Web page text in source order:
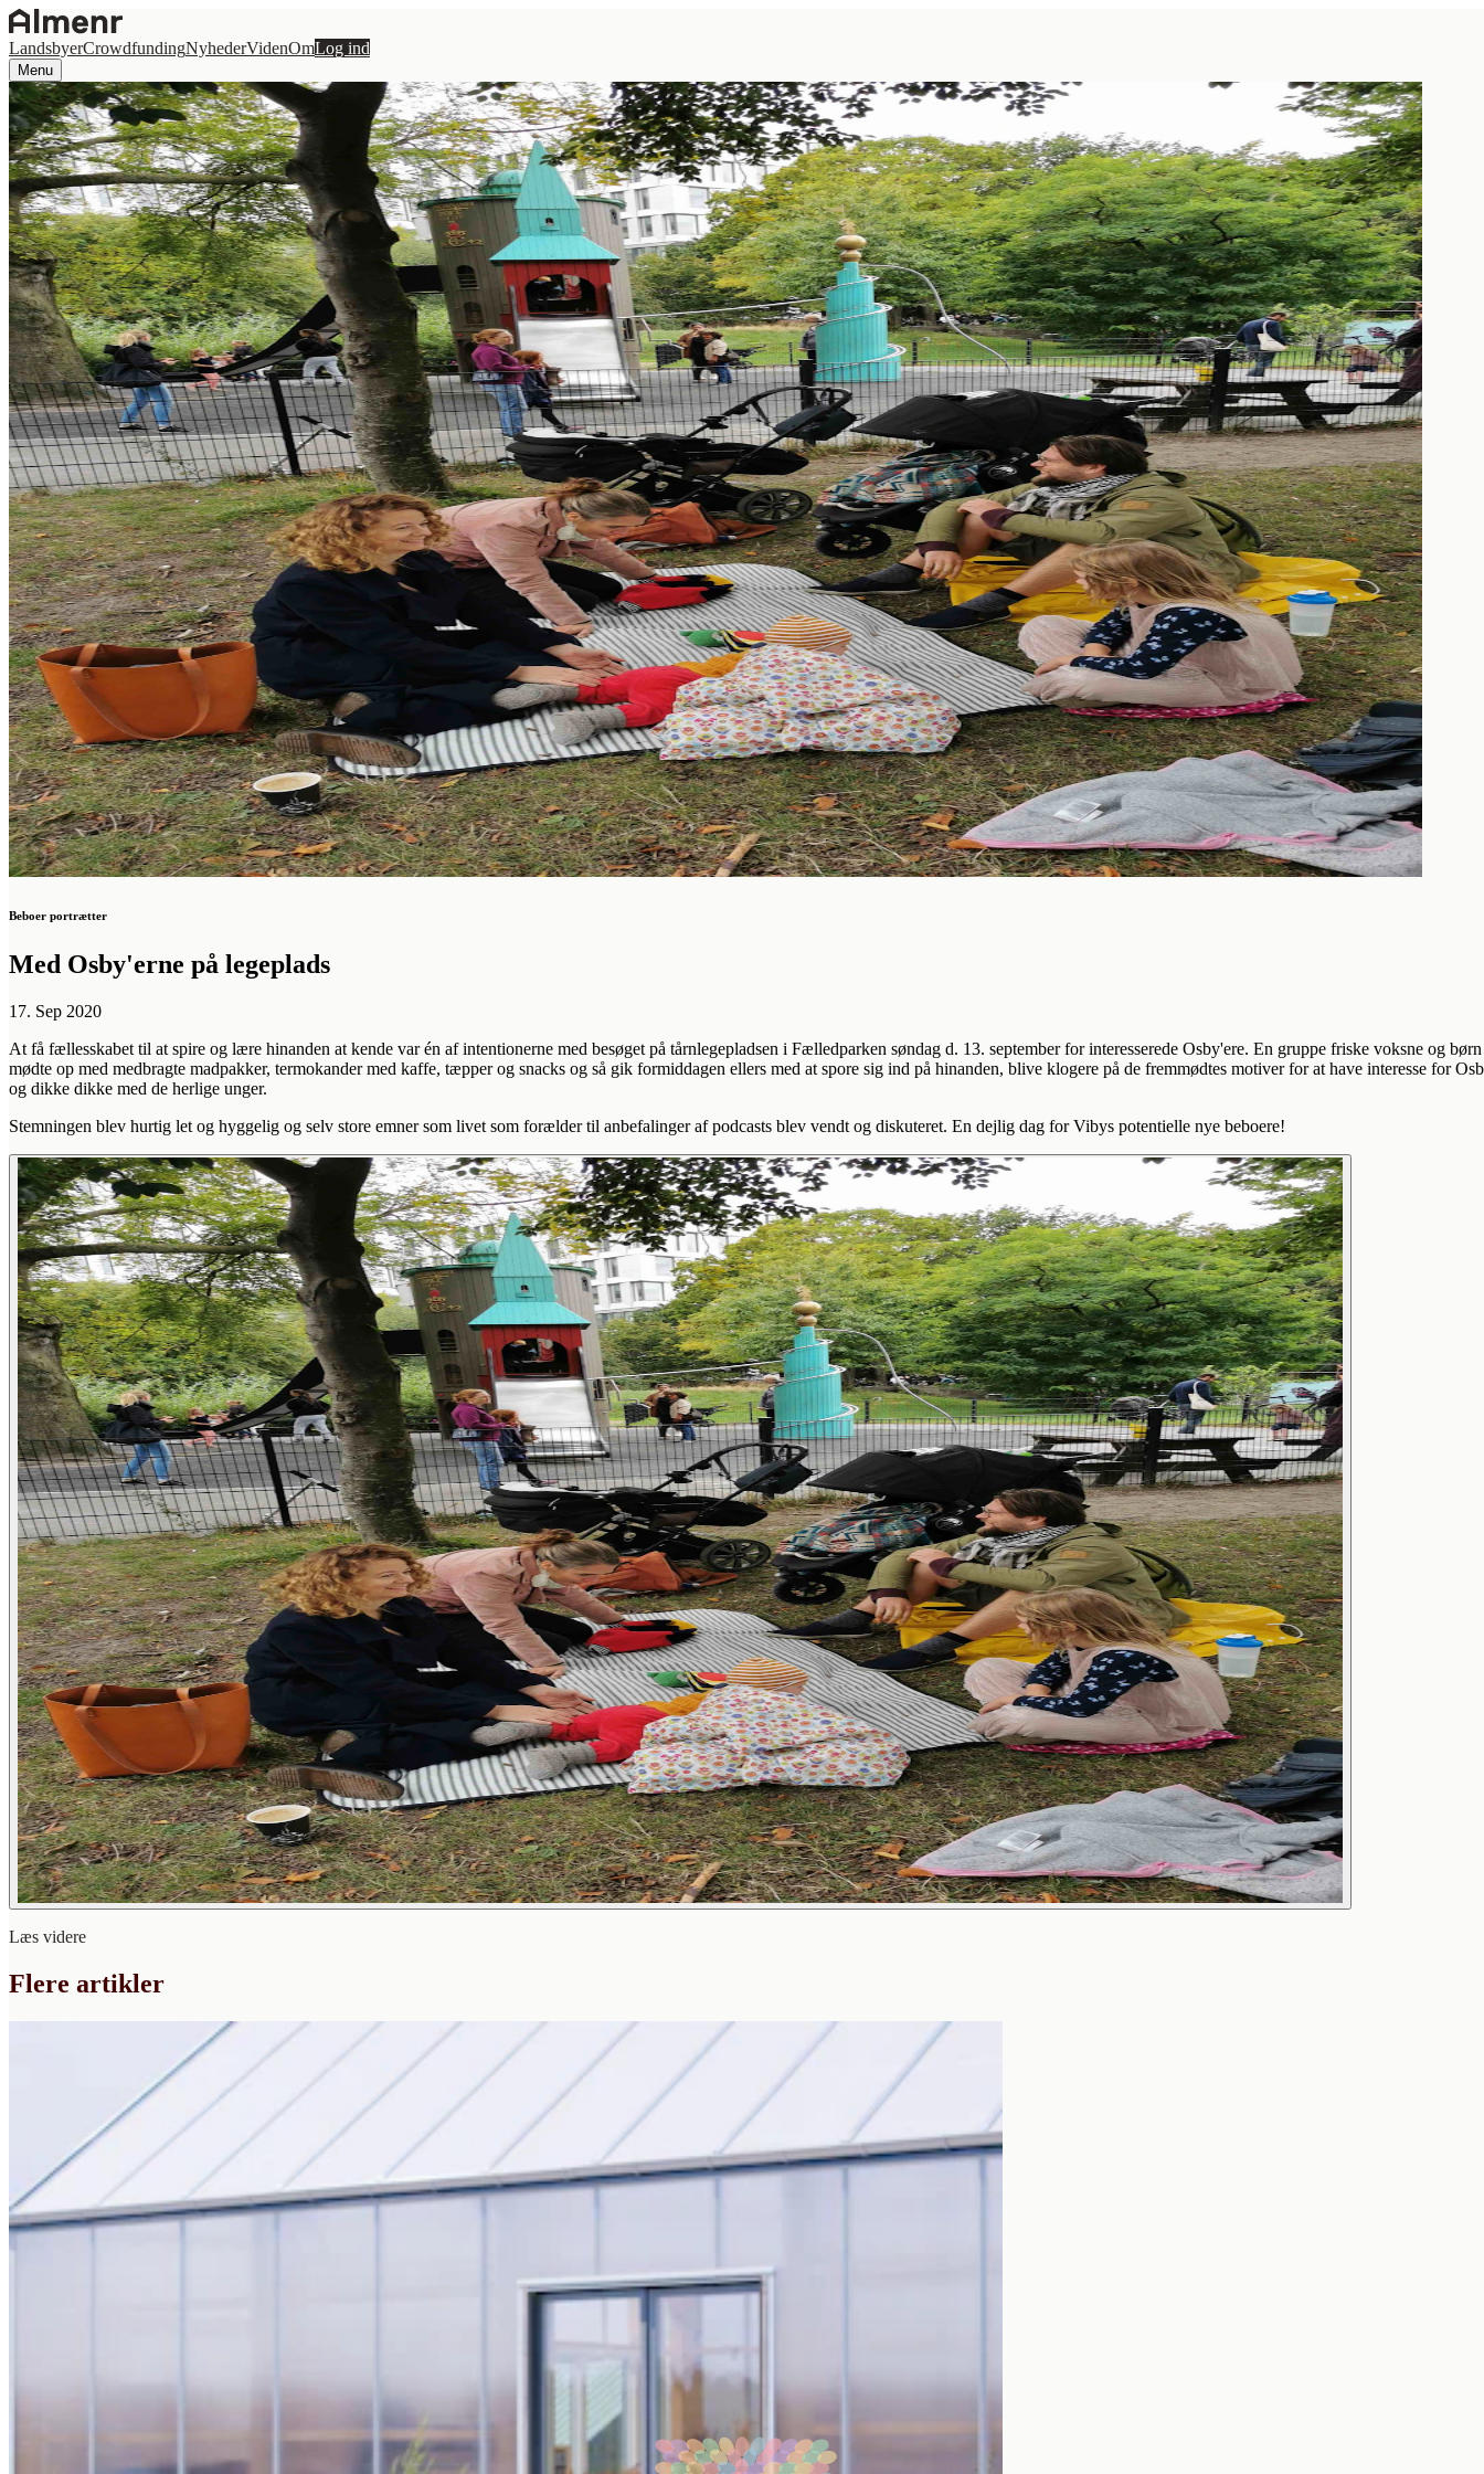
LandsbyerCrowdfundingNyhederVidenOmLog ind
Menu
Beboer portrætter
Med Osby'erne på legeplads
17. Sep 2020
At få fællesskabet til at spire og lære hinanden at kende var én af intentionerne med besøget på tårnlegepladsen i Fælledparken søndag d. 13. september for interesserede Osby'ere. En gruppe friske voksne og børn
mødte op med medbragte madpakker, termokander med kaffe, tæpper og snacks og så gik formiddagen ellers med at spore sig ind på hinanden, blive klogere på de fremmødtes motiver for at have interesse for
og dikke dikke med de herlige unger.
Stemningen blev hurtig let og hyggelig og selv store emner som livet som forælder til anbefalinger af podcasts blev vendt og diskuteret. En dejlig dag for Vibys potentielle nye beboere!
Læs videre
Flere artikler